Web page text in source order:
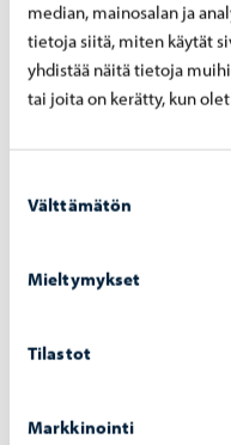
median, mainosalan ja
tietoja siitä, miten käytät
yhdistää näitä tietoja
tai joita on kerätty, kun
valinta
Välttämätön
Mieltymykset
Tilastot
Markkinointi
Nuoret 12.06.2026
ser­ti­fi­kaat­ti